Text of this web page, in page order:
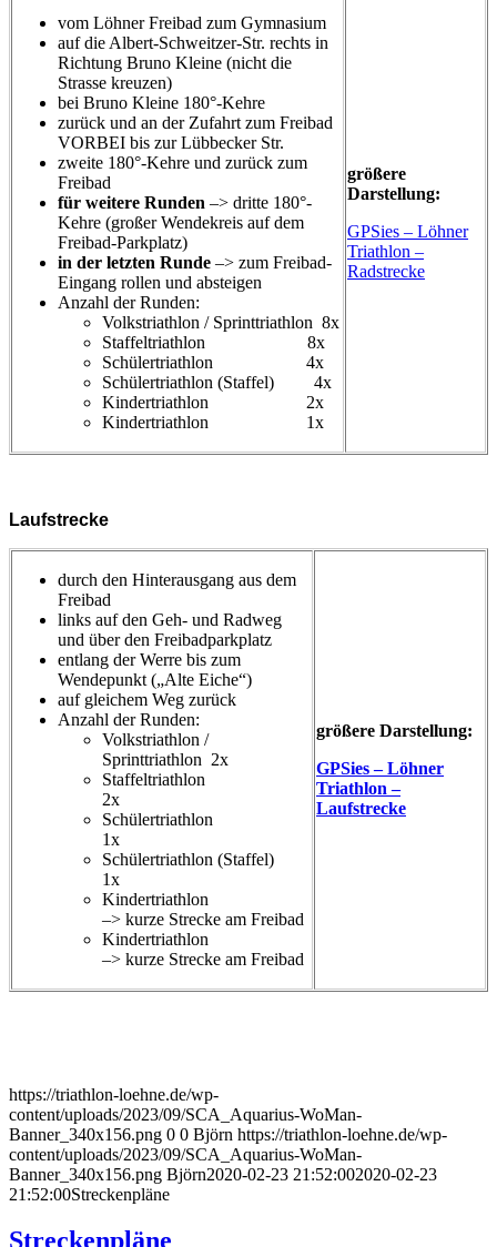
vom Löhner Freibad zum Gymnasium
auf die Albert-Schweitzer-Str. rechts in
Richtung Bruno Kleine (nicht die
Strasse kreuzen)
bei Bruno Kleine 180°-Kehre
zurück und an der Zufahrt zum Freibad
VORBEI bis zur Lübbecker Str.
zweite 180°-Kehre und zurück zum
Freibad
für weitere Runden –> dritte 180°-
Kehre (großer Wendekreis auf dem
Freibad-Parkplatz)
in der letzten Runde –> zum Freibad-
Eingang rollen und absteigen
Anzahl der Runden:
Volkstriathlon / Sprinttriathlon 8x
Staffeltriathlon 8x
Schülertriathlon 4x
Schülertriathlon (Staffel) 4x
Kindertriathlon 2x
Kindertriathlon 1x
größere
Darstellung:
GPSies – Löhner
Triathlon –
Radstrecke
Laufstrecke
durch den Hinterausgang aus dem
Freibad
links auf den Geh- und Radweg
und über den Freibadparkplatz
entlang der Werre bis zum
Wendepunkt („Alte Eiche“)
auf gleichem Weg zurück
Anzahl der Runden:
Volkstriathlon /
Sprinttriathlon 2x
Staffeltriathlon
2x
Schülertriathlon
1x
Schülertriathlon (Staffel)
1x
Kindertriathlon
–> kurze Strecke am Freibad
Kindertriathlon
–> kurze Strecke am Freibad
größere Darstellung:
GPSies – Löhner
Triathlon –
Laufstrecke
https://triathlon-loehne.de/wp-
content/uploads/2023/09/SCA_Aquarius-WoMan-
Banner_340x156.png 0 0 Björn https://triathlon-loehne.de/wp-
content/uploads/2023/09/SCA_Aquarius-WoMan-
Banner_340x156.png Björn2020-02-23 21:52:002020-02-23
21:52:00Streckenpläne
Streckenpläne